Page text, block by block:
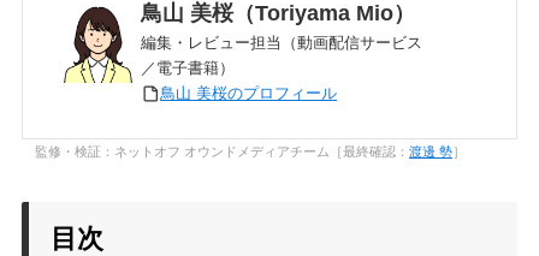
鳥山 美桜（Toriyama Mio）
編集・レビュー担当（動画配信サービス
／電子書籍）
鳥山 美桜のプロフィール
監修・検証：ネットオフ オウンドメディアチーム［最終確認： 渡邊 勢］
目次